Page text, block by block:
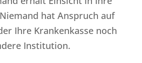
hat Anspruch auf
Ihre Krankenkasse noch
Institution.